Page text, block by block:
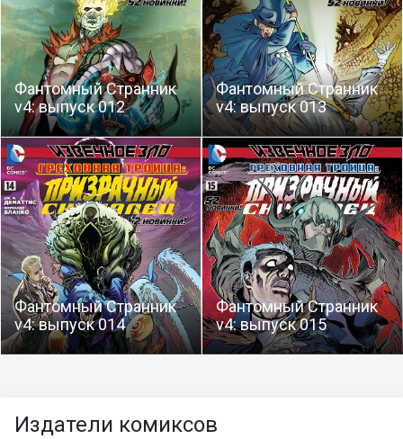
Фантомный Странник
v4: выпуск 012
Фантомный Странник
v4: выпуск 013
Фантомный Странник
v4: выпуск 014
Фантомный Странник
v4: выпуск 015
Издатели комиксов